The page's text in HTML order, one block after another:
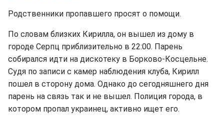
Родственники пропавшего просят о помощи.
По словам близких Кирилла, он вышел из дому в
городе Серпц приблизительно в 22:00. Парень
собирался идти на дискотеку в Борково-Косцельне.
Судя по записи с камер наблюдения клуба, Кирилл
пошел в сторону дома. Однако до сегодняшнего дня
парень на связь так и не вышел. Полиция города, в
котором пропал украинец, активно ищет его.